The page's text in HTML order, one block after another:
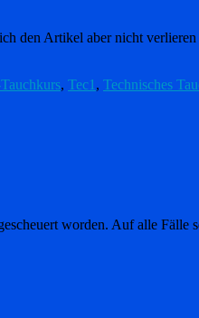
den Artikel aber nicht
, Tec1 , Technisches
worden. Auf alle Fälle